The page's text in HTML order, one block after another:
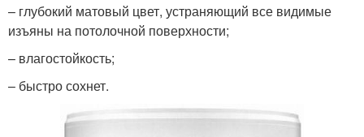
– глубокий матовый цвет, устраняющий все видимые
изъяны на потолочной поверхности;
– влагостойкость;
– быстро сохнет.